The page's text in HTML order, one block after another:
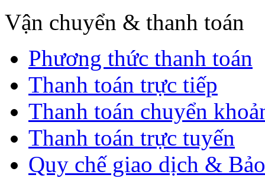
Vận chuyển & thanh toán
Phương thức thanh toán
Thanh toán trực tiếp
Thanh toán chuyển
Thanh toán trực tuyến
Quy chế giao dịch &